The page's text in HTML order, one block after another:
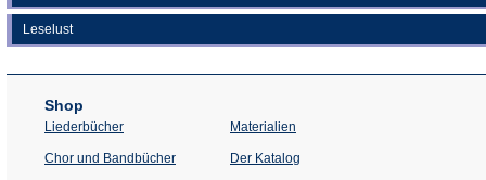
Leselust
Shop
Liederbücher
Chor und Bandbücher
Materialien
Der Katalog